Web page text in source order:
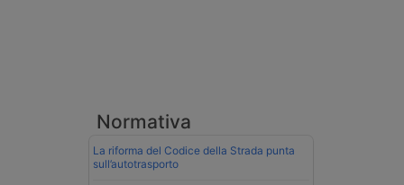
Normativa
La riforma del Codice della Strada punta
sull’autotrasporto